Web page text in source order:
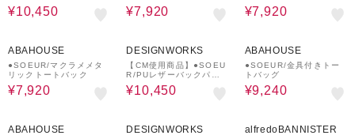
ク
¥10,450 ¥7,920 ¥7,920
ABAHOUSE
●SOEUR/マクラメメタ
リックトートバック
¥7,920
DESIGNWORKS
【CM使用商品】●SOEU
R/PUレザーバックパッ
ク
¥10,450
ABAHOUSE
●SOEUR/金具付きトー
トバッグ
¥9,240
ABAHOUSE DESIGNWORKS alfredoBANNISTER